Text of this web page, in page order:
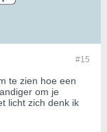
#15
te zien hoe een
om je
licht zich denk ik